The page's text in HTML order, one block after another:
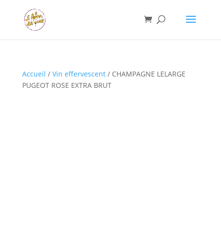
Accueil / Vin effervescent/ CHAMPAGNE LELARGE
PUGEOT ROSE EXTRA BRUT